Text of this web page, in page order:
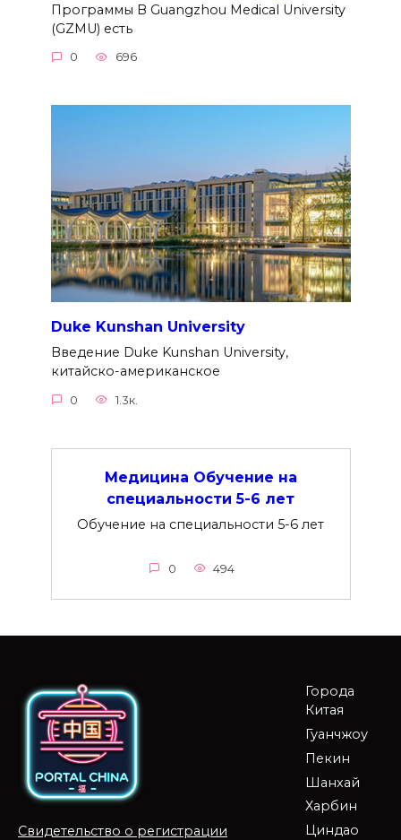
Программы В Guangzhou Medical University
(GZMU) есть
0 696
Duke Kunshan University
Введение Duke Kunshan University,
китайско-американское
0 1.3к.
Медицина Обучение на
специальности 5-6 лет
Обучение на специальности 5-6 лет
0 494
Свидетельство о регистрации
Города
Китая
Гуанчжоу
Пекин
Шанхай
Харбин
Циндао